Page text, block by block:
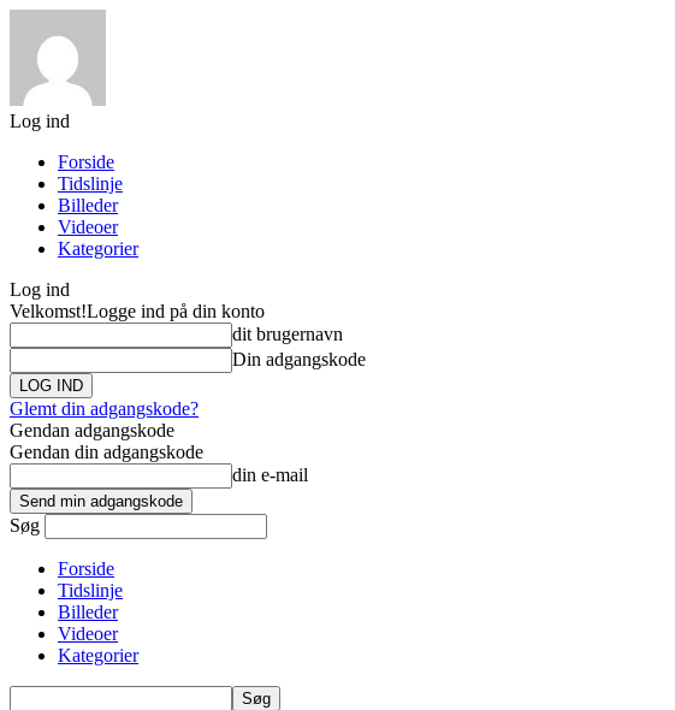
Log ind
Forside
Tidslinje
Billeder
Videoer
Kategorier
Log ind
Velkomst!Logge ind på din konto
dit brugernavn
Din adgangskode
Glemt din adgangskode?
Gendan adgangskode
Gendan din adgangskode
din e-mail
Søg
Forside
Tidslinje
Billeder
Videoer
Kategorier